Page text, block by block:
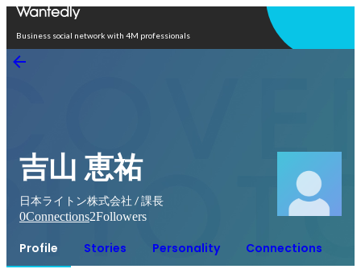
Business social network with 4M professionals
吉山 恵祐
日本ライトン株式会社 / 課長
0Connections2Followers
Profile Stories Personality Connections